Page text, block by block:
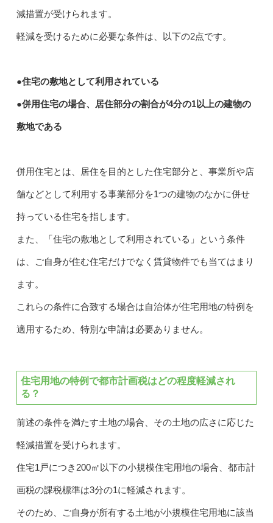
減措置が受けられます。
軽減を受けるために必要な条件は、以下の2点です。
●住宅の敷地として利用されている
●併用住宅の場合、居住部分の割合が4分の1以上の建物の
敷地である
併用住宅とは、居住を目的とした住宅部分と、事業所や店
舗などとして利用する事業部分を1つの建物のなかに併せ
持っている住宅を指します。
また、「住宅の敷地として利用されている」という条件
は、ご自身が住む住宅だけでなく賃貸物件でも当てはまり
ます。
これらの条件に合致する場合は自治体が住宅用地の特例を
適用するため、特別な申請は必要ありません。
住宅用地の特例で都市計画税はどの程度軽減され
る？
前述の条件を満たす土地の場合、その土地の広さに応じた
軽減措置を受けられます。
住宅1戸につき200㎡以下の小規模住宅用地の場合、都市計
画税の課税標準は3分の1に軽減されます。
そのため、ご自身が所有する土地が小規模住宅用地に該当